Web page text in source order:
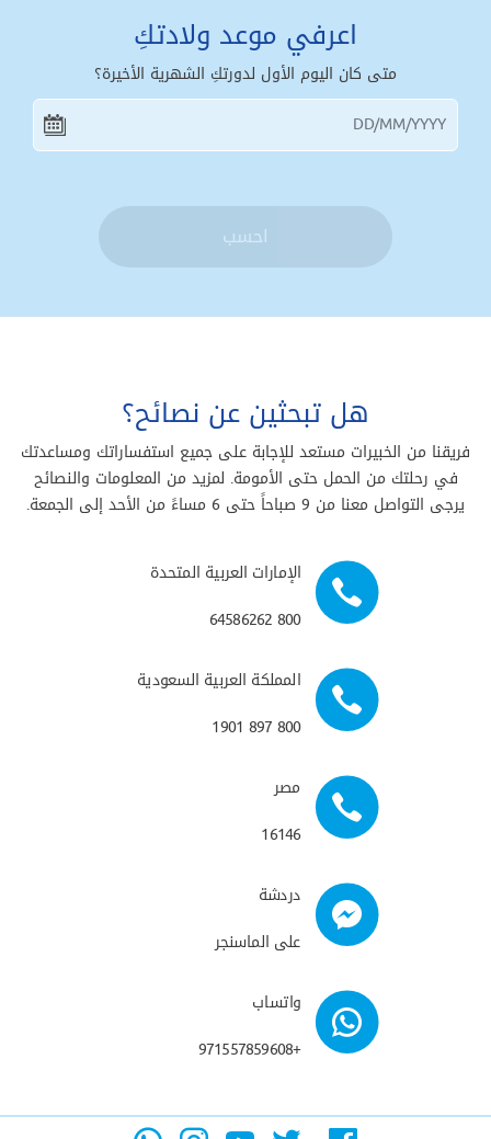
اعرفي موعد ولادتكِ
متى كان اليوم الأول لدورتكِ الشهرية الأخيرة؟
احسب
هل تبحثين عن نصائح؟
فريقنا من الخبيرات مستعد للإجابة على جميع استفساراتك ومساعدتك
في رحلتك من الحمل حتى الأمومة. لمزيد من المعلومات والنصائح
يرجى التواصل معنا من 9 صباحاً حتى 6 مساءً من الأحد إلى الجمعة.
الإمارات العربية المتحدة
800 64586262
المملكة العربية السعودية
800 897 1901
مصر
16146
دردشة
على الماسنجر
واتساب
+971557859608